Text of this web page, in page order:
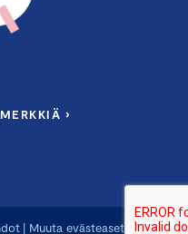
›
| Muuta evästeasetuksia